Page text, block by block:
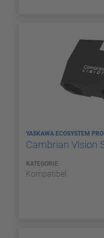
YASKAWA ECOSYSTEM
Cambrian Vision
KATEGORIE
Kompatibel